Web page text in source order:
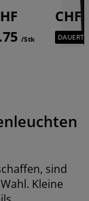
/Stk
CHF
3.- /Stk
sind
Kleine